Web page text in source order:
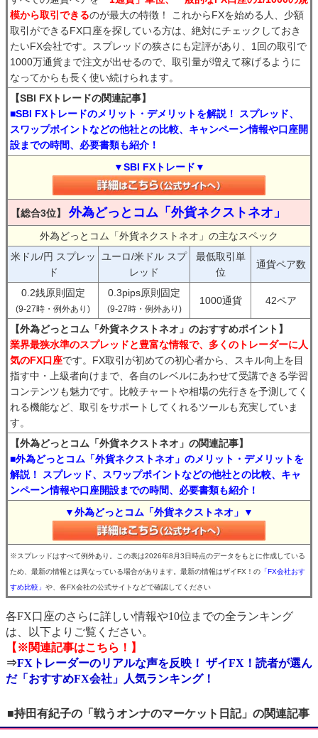
模から取引できるのが最大の特徴！ これからFXを始める人、少額
取引ができるFX口座を探している方は、絶対にチェックしておき
たいFX会社です。スプレッドの狭さにも定評があり、1回の取引で
1000万通貨まで注文が出せるので、取引量が増えて稼げるように
なってからも長く使い続けられます。
【SBI FXトレードの関連記事】
■SBI FXトレードのメリット・デメリットを解説！ スプレッド、
スワップポイントなどの他社との比較、キャンペーン情報や口座開
設までの時間、必要書類も紹介！
▼SBI FXトレード▼
【総合3位】 外為どっとコム「外貨ネクストネオ」
外為どっとコム「外貨ネクストネオ」の主なスペック
米ドル/円 スプレッ
ド
ユーロ/米ドル スプ
レッド
最低取引単
位
通貨ペア数
0.2銭原則固定
(9-27時・例外あり)
0.3pips原則固定
(9-27時・例外あり)
1000通貨 42ペア
【外為どっとコム「外貨ネクストネオ」のおすすめポイント】
業界最狭水準のスプレッドと豊富な情報で、多くのトレーダーに人
気のFX口座です。FX取引が初めての初心者から、スキル向上を目
指す中・上級者向けまで、各自のレベルにあわせて受講できる学習
コンテンツも魅力です。比較チャートや相場の先行きを予測してく
れる機能など、取引をサポートしてくれるツールも充実していま
す。
【外為どっとコム「外貨ネクストネオ」の関連記事】
■外為どっとコム「外貨ネクストネオ」のメリット・デメリットを
解説！ スプレッド、スワップポイントなどの他社との比較、キャ
ンペーン情報や口座開設までの時間、必要書類も紹介！
▼外為どっとコム「外貨ネクストネオ」▼
※スプレッドはすべて例外あり。この表は2026年8月3日時点のデータをもとに作成している
ため、最新の情報とは異なっている場合があります。最新の情報はザイFX！の 「FX会社おす
すめ比較」 や、各FX会社の公式サイトなどで確認してください
各FX口座のさらに詳しい情報や10位までの全ランキング
は、以下よりご覧ください。
【※関連記事はこちら！】
⇒FXトレーダーのリアルな声を反映！ ザイFX！読者が選ん
だ「おすすめFX会社」人気ランキング！
■持田有紀子の「戦うオンナのマーケット日記」の関連記事